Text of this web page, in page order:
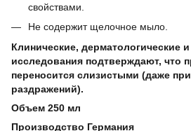
свойствами.
Не содержит щелочное мыло.
Клинические, дерматологические
исследования подтверждают, что
переносится слизистыми (даже
раздражений).
Объем 250 мл
Производство Германия